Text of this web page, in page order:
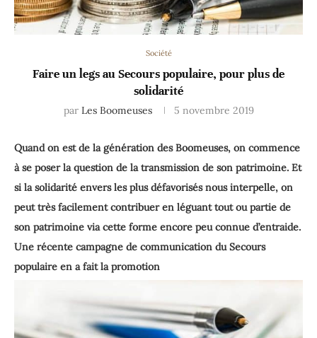
Société
Faire un legs au Secours populaire, pour plus de
solidarité
par Les Boomeuses 5 novembre 2019
Quand on est de la génération des Boomeuses, on commence
à se poser la question de la transmission de son patrimoine. Et
si la solidarité envers les plus défavorisés nous interpelle, on
peut très facilement contribuer en léguant tout ou partie de
son patrimoine via cette forme encore peu connue d’entraide.
Une récente campagne de communication du Secours
populaire en a fait la promotion